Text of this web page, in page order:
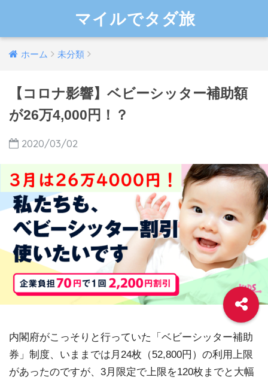
マイルでタダ旅
ホーム 未分類
【コロナ影響】ベビーシッター補助額
が26万4,000円！？
2020/03/02
内閣府がこっそりと行っていた「ベビーシッター補助
券」制度、いままでは月24枚（52,800円）の利用上限
があったのですが、3月限定で上限を120枚までと大幅